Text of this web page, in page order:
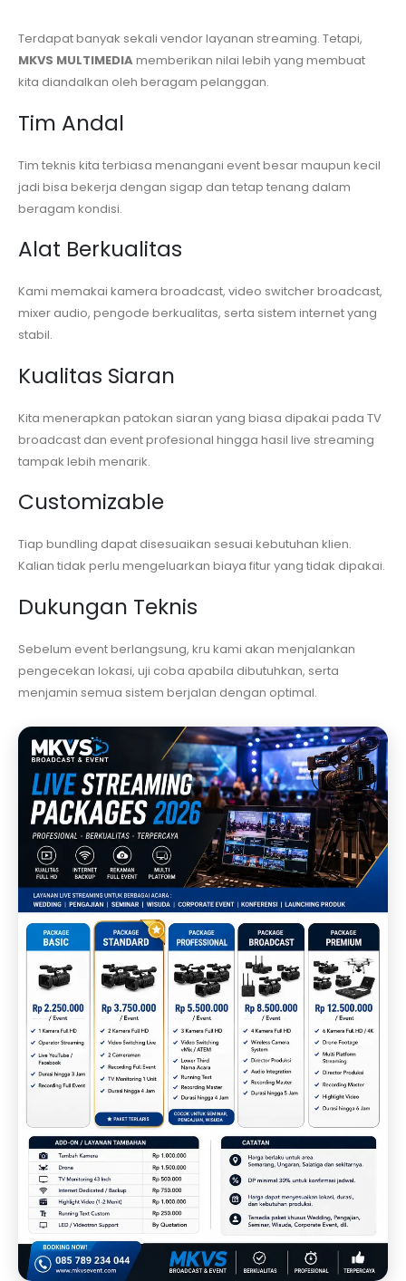
Terdapat banyak sekali vendor layanan streaming. Tetapi,
MKVS MULTIMEDIAmemberikan nilai lebih yang membuat
kita diandalkan oleh beragam pelanggan.
Tim Andal
Tim teknis kita terbiasa menangani event besar maupun kecil
jadi bisa bekerja dengan sigap dan tetap tenang dalam
beragam kondisi.
Alat Berkualitas
Kami memakai kamera broadcast, video switcher broadcast,
mixer audio, pengode berkualitas, serta sistem internet yang
stabil.
Kualitas Siaran
Kita menerapkan patokan siaran yang biasa dipakai pada TV
broadcast dan event profesional hingga hasil live streaming
tampak lebih menarik.
Customizable
Tiap bundling dapat disesuaikan sesuai kebutuhan klien.
Kalian tidak perlu mengeluarkan biaya fitur yang tidak dipakai.
Dukungan Teknis
Sebelum event berlangsung, kru kami akan menjalankan
pengecekan lokasi, uji coba apabila dibutuhkan, serta
menjamin semua sistem berjalan dengan optimal.